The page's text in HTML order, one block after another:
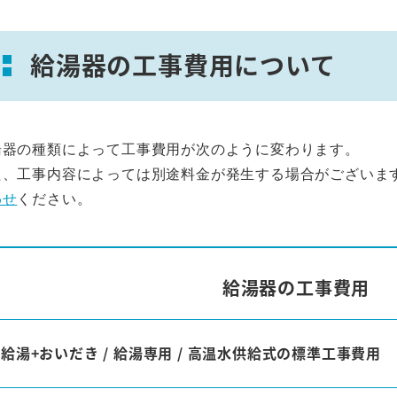
給湯器の工事費用について
の種類によって工事費用が次のように変わります。
、工事内容によっては別途料金が発生する場合がございま
ください。
給湯器の工事費用
給湯+おいだき / 給湯専用 / 高温水供給式の標準工事費用